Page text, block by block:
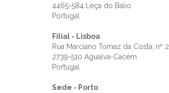
4465-584 Leça do Balio
Portugal
Filial - Lisboa
Rua Marciano Tomaz da Costa, nº
2739-510 Agualva-Cacém
Portugal
Sede - Porto